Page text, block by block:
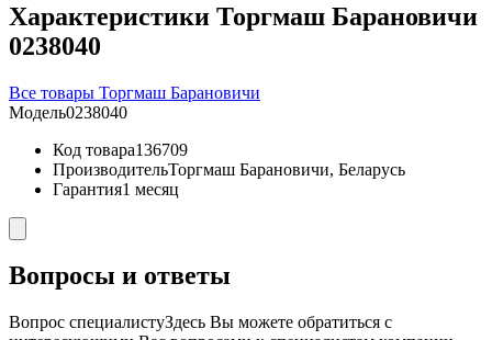
Характеристики Торгмаш Барановичи
0238040
Все товары Торгмаш Барановичи
Модель0238040
Код товара136709
ПроизводительТоргмаш Барановичи, Беларусь
Гарантия1 месяц
Вопросы и ответы
Вопрос специалистуЗдесь Вы можете обратиться с